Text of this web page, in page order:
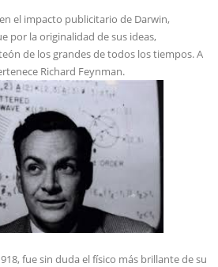
el impacto publicitario de Darwin,
por la originalidad de sus ideas,
de los grandes de todos los tiempos. A
Richard Feynman.
fue sin duda el físico más brillante de su